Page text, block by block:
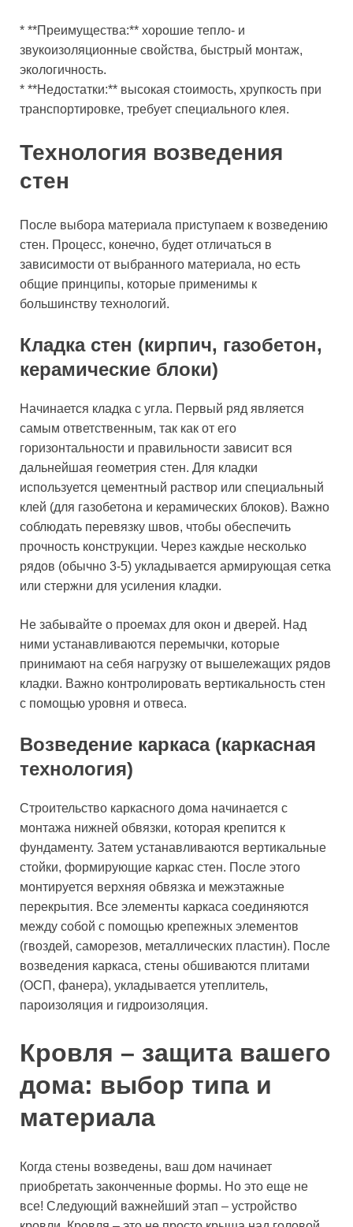
* **Преимущества:** хорошие тепло- и
звукоизоляционные свойства, быстрый монтаж,
экологичность.
* **Недостатки:** высокая стоимость, хрупкость при
транспортировке, требует специального клея.
Технология возведения
стен
После выбора материала приступаем к возведению
стен. Процесс, конечно, будет отличаться в
зависимости от выбранного материала, но есть
общие принципы, которые применимы к
большинству технологий.
Кладка стен (кирпич, газобетон,
керамические блоки)
Начинается кладка с угла. Первый ряд является
самым ответственным, так как от его
горизонтальности и правильности зависит вся
дальнейшая геометрия стен. Для кладки
используется цементный раствор или специальный
клей (для газобетона и керамических блоков). Важно
соблюдать перевязку швов, чтобы обеспечить
прочность конструкции. Через каждые несколько
рядов (обычно 3-5) укладывается армирующая сетка
или стержни для усиления кладки.
Не забывайте о проемах для окон и дверей. Над
ними устанавливаются перемычки, которые
принимают на себя нагрузку от вышележащих рядов
кладки. Важно контролировать вертикальность стен
с помощью уровня и отвеса.
Возведение каркаса (каркасная
технология)
Строительство каркасного дома начинается с
монтажа нижней обвязки, которая крепится к
фундаменту. Затем устанавливаются вертикальные
стойки, формирующие каркас стен. После этого
монтируется верхняя обвязка и межэтажные
перекрытия. Все элементы каркаса соединяются
между собой с помощью крепежных элементов
(гвоздей, саморезов, металлических пластин). После
возведения каркаса, стены обшиваются плитами
(ОСП, фанера), укладывается утеплитель,
пароизоляция и гидроизоляция.
Кровля – защита вашего
дома: выбор типа и
материала
Когда стены возведены, ваш дом начинает
приобретать законченные формы. Но это еще не
все! Следующий важнейший этап – устройство